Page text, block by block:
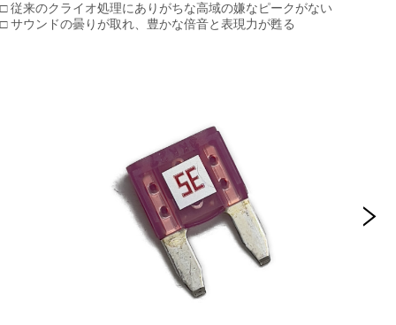
□ 従来のクライオ処理にありがちな高域の嫌なピークがない
□ サウンドの曇りが取れ、豊かな倍音と表現力が甦る